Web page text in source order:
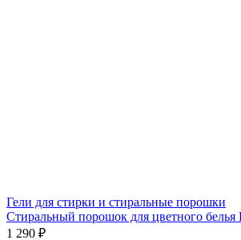
Гели для стирки и стиральные порошки
Стиральный порошок для цветного белья
1 290 ₽